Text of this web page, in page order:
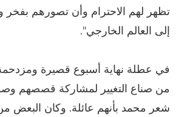
تظهر لهم الاحترام وأن تصورهم بفخر
إلى العالم الخارجي".
في عطلة نهاية أسبوع قصيرة
من صناع التغيير لمشاركة قصصهم
شعر محمد بأنهم عائلة. وكان البعض